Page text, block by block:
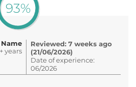
93%
years
Reviewed: 7 weeks ago
(21/06/2026)
Date of experience:
06/2026